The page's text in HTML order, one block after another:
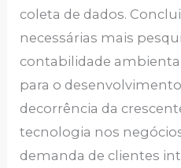
coleta de dados.
necessárias mais
contabilidade
para o
decorrência da
tecnologia nos
demanda de clientes